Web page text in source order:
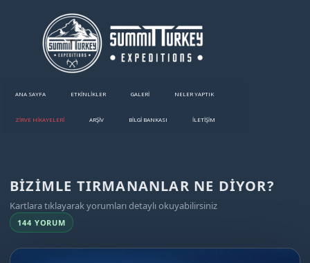
ANA SAYFA ETKINLIKLER GALERI NELER YAPTIK
ZİRVE HİKAYELERİ ARŞİV BILGI BANKASI İLETIŞIM
BIZIMLE TIRMANANLAR NE DIYOR?
Kartlara tıklayarak yorumları detaylı okuyabilirsiniz
144 YORUM